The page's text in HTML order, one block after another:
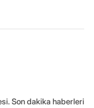
Son dakika haberleri